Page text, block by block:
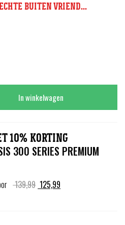
BUITEN VRIEND...
In winkelwagen
10% KORTING
300 SERIES PREMIUM
139,99 Oorspronkelijke
prijs
125,99
prijs